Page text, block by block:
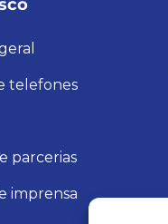
telefones
parcerias
imprensa